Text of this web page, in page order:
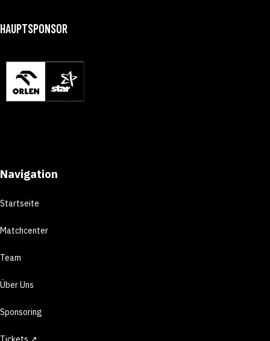
HAUPTSPONSOR
Navigation
Startseite
Matchcenter
Team
Über Uns
Sponsoring